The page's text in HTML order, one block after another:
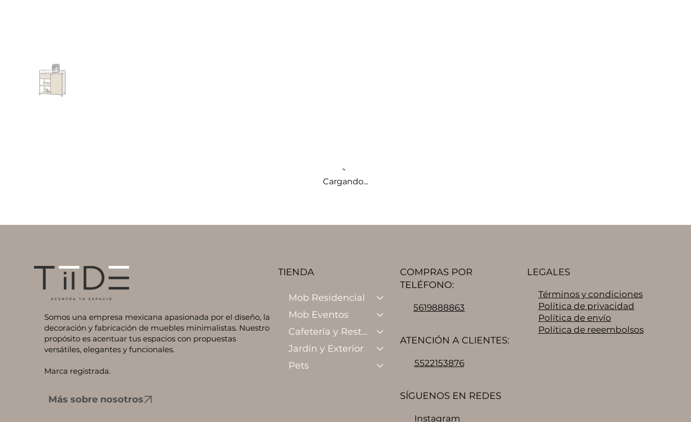
Cargando...
Somos una empresa mexicana apasionada por el diseño, la
decoración y fabricación de muebles minimalistas. Nuestro
propósito es acentuar tus espacios con propuestas
versátiles, elegantes y funcionales.
Marca registrada.
Más sobre nosotros
TIENDA
Mob Residencial
Mob Eventos
Cafetería y Restaurante
Jardín y Exterior
Pets
COMPRAS POR
TELÉFONO:
5619888863
ATENCIÓN A CLIENTES:
5522153876
SÍGUENOS EN REDES
Instagram
LEGALES
Términos y condiciones
Política de privacidad
Política de envío
Política de reeembolsos